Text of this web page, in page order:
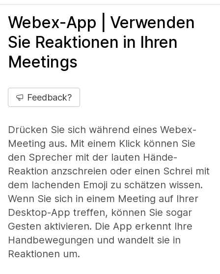
Webex-App | Verwenden
Sie Reaktionen in Ihren
Meetings
Feedback?
Drücken Sie sich während eines Webex-
Meeting aus. Mit einem Klick können Sie
den Sprecher mit der lauten Hände-
Reaktion anzschreien oder einen Schrei mit
dem lachenden Emoji zu schätzen wissen.
Wenn Sie sich in einem Meeting auf Ihrer
Desktop-App treffen, können Sie sogar
Gesten aktivieren. Die App erkennt Ihre
Handbewegungen und wandelt sie in
Reaktionen um.